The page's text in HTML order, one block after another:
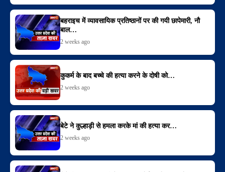
बहराइच में व्यावसायिक प्रतिष्ठानों पर की गयी छापेमारी, नौ
बाल…
2 weeks ago
कुकर्म के बाद बच्चे की हत्या करने के दोषी को…
2 weeks ago
बेटे ने कुल्हाड़ी से हमला करके मां की हत्या कर…
2 weeks ago